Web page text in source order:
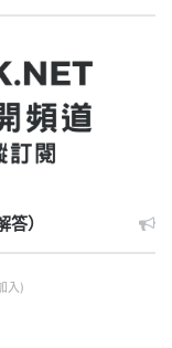
）
入)